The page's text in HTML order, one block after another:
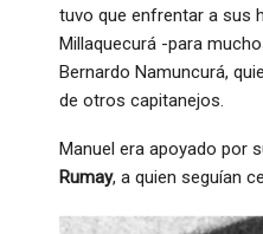
tuvo que enfrentar a sus
Millaquecurá -para
Bernardo Namuncurá,
de otros capitanejos.
Manuel era apoyado por
Rumay, a quien seguían